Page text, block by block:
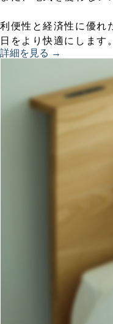
利便性と経済性に優れ
日をより快適にします。
詳細を見る →